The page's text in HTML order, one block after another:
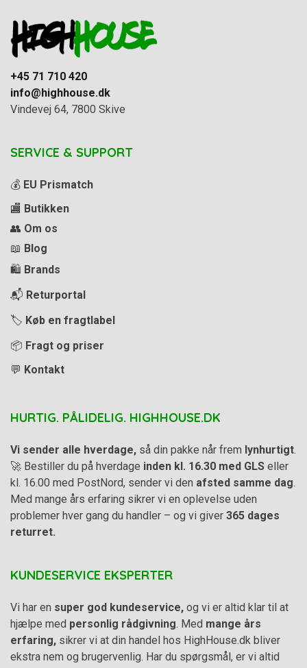
+45 71 710 420
info@highhouse.dk
Vindevej 64, 7800 Skive
SERVICE & SUPPORT
💰 EU Prismatch
🏬 Butikken
👥 Om os
📖 Blog
🛍️ Brands
📬 Returportal
🏷️ Køb en fragtlabel
📦 Fragt og priser
💬 Kontakt
HURTIG. PÅLIDELIG. HIGHHOUSE.DK
Vi sender alle hverdage, så din pakke når frem lynhurtigt.
🚀 Bestiller du på hverdage inden kl. 16.30 med GLS eller
kl. 16.00 med PostNord, sender vi den afsted samme dag.
Med mange års erfaring sikrer vi en oplevelse uden
problemer hver gang du handler – og vi giver 365 dages
returret.
KUNDESERVICE EKSPERTER
Vi har en super god kundeservice, og vi er altid klar til at
hjælpe med personlig rådgivning. Med mange års
erfaring, sikrer vi at din handel hos HighHouse.dk bliver
ekstra nem og brugervenlig. Har du spørgsmål, er vi altid